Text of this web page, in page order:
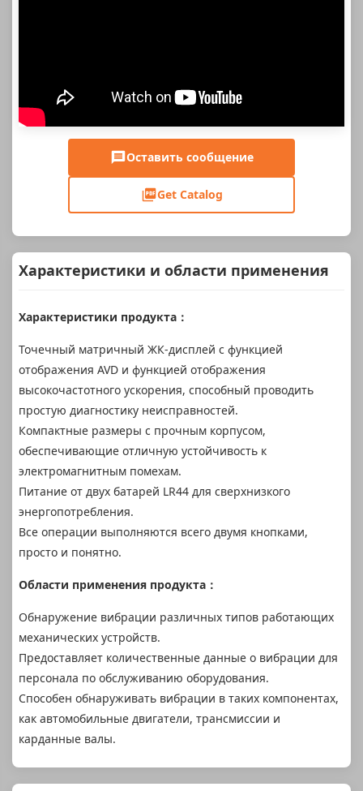
Оставить сообщение
Get Catalog
Характеристики и области применения
Характеристики продукта：
Точечный матричный ЖК-дисплей с функцией
отображения AVD и функцией отображения
высокочастотного ускорения, способный проводить
простую диагностику неисправностей.
Компактные размеры с прочным корпусом,
обеспечивающие отличную устойчивость к
электромагнитным помехам.
Питание от двух батарей LR44 для сверхнизкого
энергопотребления.
Все операции выполняются всего двумя кнопками,
просто и понятно.
Области применения продукта：
Обнаружение вибрации различных типов работающих
механических устройств.
Предоставляет количественные данные о вибрации для
персонала по обслуживанию оборудования.
Способен обнаруживать вибрации в таких компонентах,
как автомобильные двигатели, трансмиссии и
карданные валы.